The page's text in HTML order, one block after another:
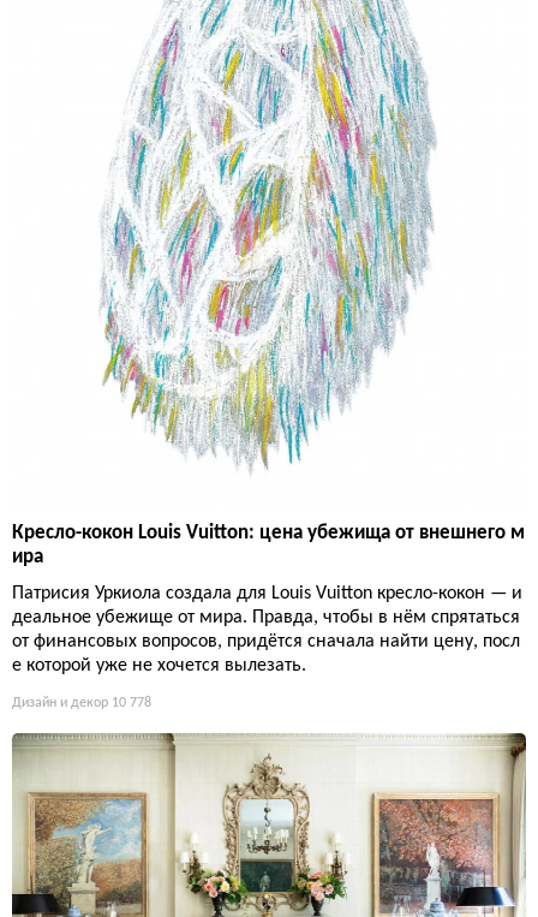
Кресло-кокон Louis Vuitton: цена убежища от внешнего м
ира
Патрисия Уркиола создала для Louis Vuitton кресло-кокон — и
деальное убежище от мира. Правда, чтобы в нём спрятаться
от финансовых вопросов, придётся сначала найти цену, посл
е которой уже не хочется вылезать.
Дизайн и декор 10 778